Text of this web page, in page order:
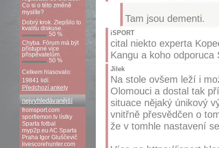
Tam jsou dementi.
iSPORT
cital niekto experta
Kangu a koho odporuca
Jilek
Na stole ovšem leží i
Olomouci a dostal tak
situace nějaký únikový
vnitřně přesvědčen o
že v tomhle nastavení
Co si o této změně
myslíte?
Dobrý krok. Zlepšilo to
kvalitu diskuse.
50 %
Chyba. Fórum má být
přístupné více
přispěvatelům.
50 %
Celkem hlasovalo:
19841 lidí.
Předchozí ankety
nejvyhledávanější
fromsport.com
sportlemon.tv lístky
Sparta fotbal
myp2p.eu AC Sparta
Praha Igor Gluščevič
livescorehunter.com